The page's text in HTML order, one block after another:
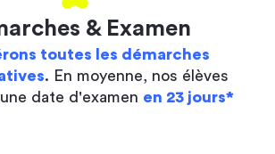
& Examen
toutes les démarches
. En moyenne, nos élèves
date d'examen en 23 jours*